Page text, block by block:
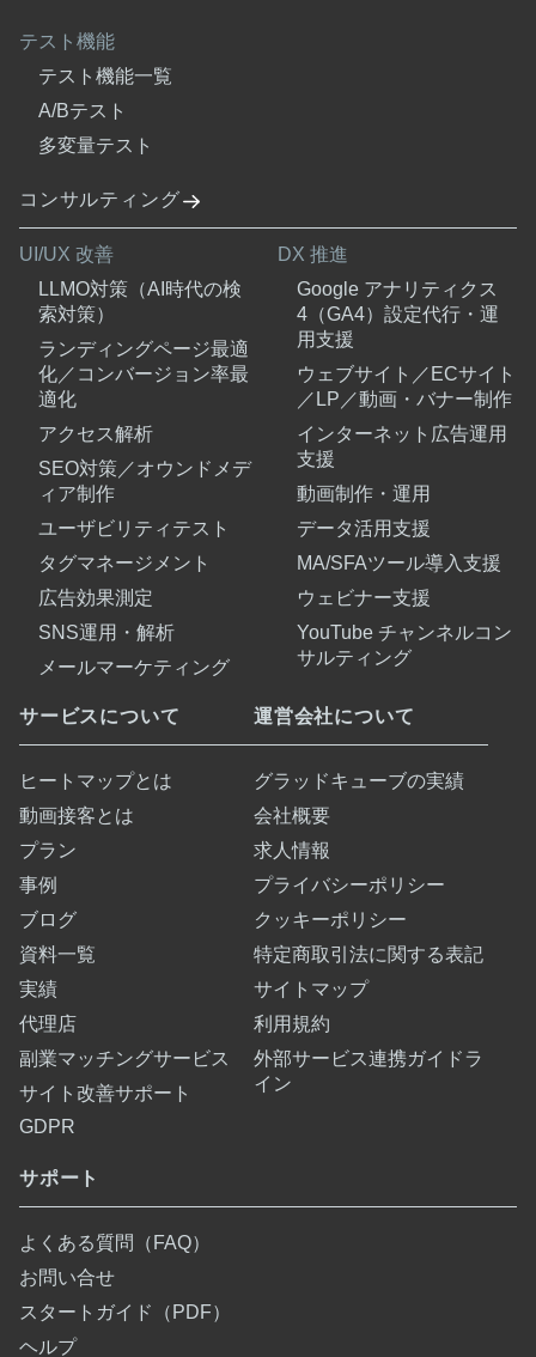
テスト機能
テスト機能一覧
A/Bテスト
多変量テスト
コンサルティング
UI/UX 改善
LLMO対策（AI時代の検
索対策）
ランディングページ最適
化／コンバージョン率最
適化
アクセス解析
SEO対策／オウンドメデ
ィア制作
ユーザビリティテスト
タグマネージメント
広告効果測定
SNS運用・解析
メールマーケティング
DX 推進
Google アナリティクス
4（GA4）設定代行・運
用支援
ウェブサイト／ECサイト
／LP／動画・バナー制作
インターネット広告運用
支援
動画制作・運用
データ活用支援
MA/SFAツール導入支援
ウェビナー支援
YouTube チャンネルコン
サルティング
サービスについて
ヒートマップとは
動画接客とは
プラン
事例
ブログ
資料一覧
実績
代理店
副業マッチングサービス
サイト改善サポート
GDPR
運営会社について
グラッドキューブの実績
会社概要
求人情報
プライバシーポリシー
クッキーポリシー
特定商取引法に関する表記
サイトマップ
利用規約
外部サービス連携ガイドラ
イン
サポート
よくある質問（FAQ）
お問い合せ
スタートガイド（PDF）
ヘルプ